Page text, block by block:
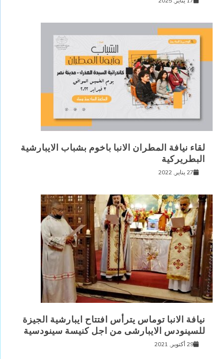
لقاء نيافة المطران الانبا باخوم بشباب الايبارشية
البطريركية
27 يناير, 2022
نيافة الانبا توماس يترأس افتتاح ايبارشية الجيزة
للسينودس الايبارشى من اجل كنيسة سينودسية
29 أكتوبر, 2021